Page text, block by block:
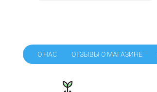
О НАС ОТЗЫВЫ О МАГАЗИНЕ